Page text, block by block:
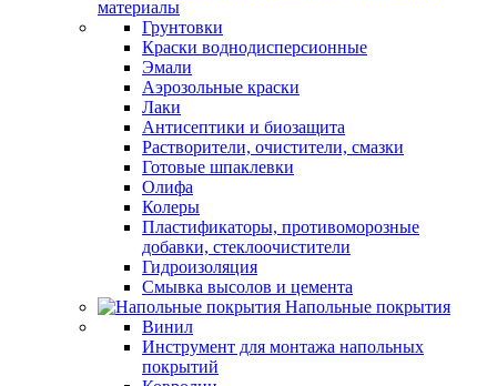
материалы
Грунтовки
Краски воднодисперсионные
Эмали
Аэрозольные краски
Лаки
Антисептики и биозащита
Растворители, очистители, смазки
Готовые шпаклевки
Олифа
Колеры
Пластификаторы, противоморозные
добавки, стеклоочистители
Гидроизоляция
Смывка высолов и цемента
Напольные покрытия
Винил
Инструмент для монтажа напольных
покрытий